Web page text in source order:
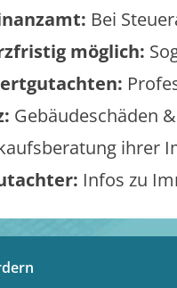
Bei
möglich:
Gebäudeschäden
ihrer
Infos zu